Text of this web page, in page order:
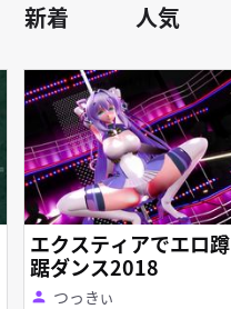
新着 人気
エクスティアでエロ蹲
踞ダンス2018
person つっきぃ